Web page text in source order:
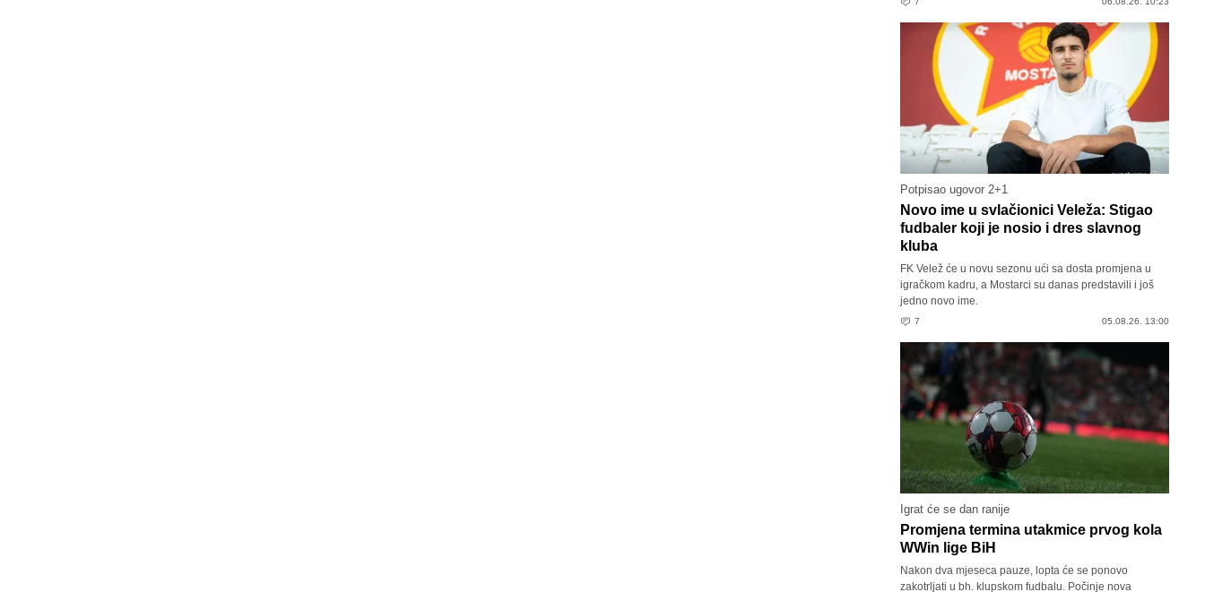
Potpisao ugovor 2+1
Novo ime u svlačionici Veleža: Stigao
fudbaler koji je nosio i dres slavnog
kluba
FK Velež će u novu sezonu ući sa dosta promjena u
igračkom kadru, a Mostarci su danas predstavili i još
jedno novo ime.
7 05.08.26. 13:00
Igrat će se dan ranije
Promjena termina utakmice prvog kola
WWin lige BiH
Nakon dva mjeseca pauze, lopta će se ponovo
zakotrljati u bh. klupskom fudbalu. Počinje nova